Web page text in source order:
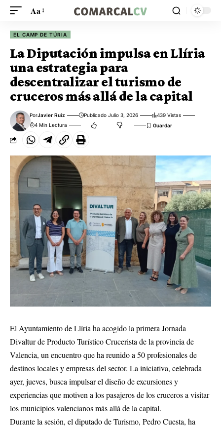
Aa
EL CAMP DE TÚRIA
La Diputación impulsa en Llíria
una estrategia para
descentralizar el turismo de
cruceros más allá de la capital
PorJavier Ruiz Publicado Julio 3, 2026
439 Vistas
4 Min Lectura
El Ayuntamiento de Llíria ha acogido la primera Jornada
Divaltur de Producto Turístico Crucerista de la provincia de
Valencia, un encuentro que ha reunido a 50 profesionales de
destinos locales y empresas del sector. La iniciativa, celebrada
ayer, jueves, busca impulsar el diseño de excursiones y
experiencias que motiven a los pasajeros de los cruceros a visitar
los municipios valencianos más allá de la capital.
Durante la sesión, el diputado de Turismo, Pedro Cuesta, ha